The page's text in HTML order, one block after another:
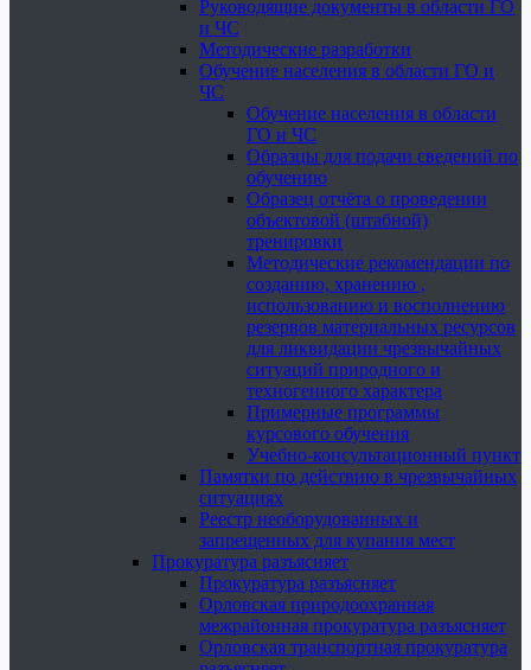
Руководящие документы в области ГО
и ЧС
Методические разработки
Обучение населения в области ГО и
ЧС
Обучение населения в области
ГО и ЧС
Образцы для подачи сведений по
обучению
Образец отчёта о проведении
объектовой (штабной)
тренировки
Методические рекомендации по
созданию, хранению ,
использованию и восполнению
резервов материальных ресурсов
для ликвидации чрезвычайных
ситуаций природного и
техногенного характера
Примерные программы
курсового обучения
Учебно-консультационный пункт
Памятки по действию в чрезвычайных
ситуациях
Реестр необорудованных и
запрещенных для купания мест
Прокуратура разъясняет
Прокуратура разъясняет
Орловская природоохранная
межрайонная прокуратура разъясняет
Орловская транспортная прокуратура